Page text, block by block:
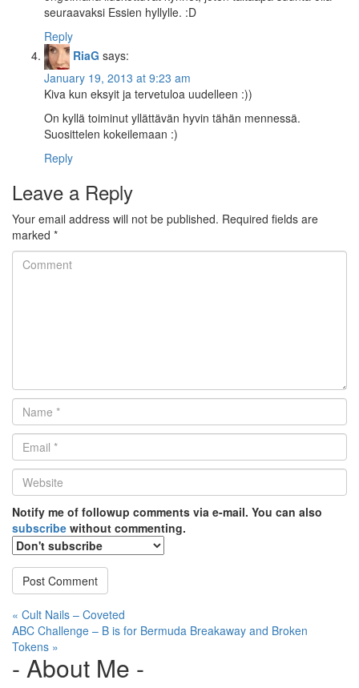
seuraavaksi Essien hyllylle. :D
Reply
RiaG says:
January 19, 2013 at 9:23 am
Kiva kun eksyit ja tervetuloa uudelleen :))
On kyllä toiminut yllättävän hyvin tähän mennessä.
Suosittelen kokeilemaan :)
Reply
Leave a Reply
Your email address will not be published. Required fields are
marked *
Comment
Name
*
Email
*
Website
*
Notify me of followup comments via e-mail. You can also
subscribe without commenting.
Post
navigation
« Cult Nails – Coveted
ABC Challenge – B is for Bermuda Breakaway and Broken
Tokens »
- About Me -